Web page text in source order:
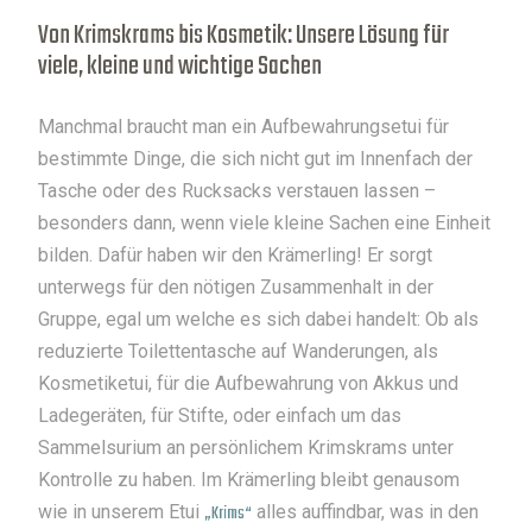
Von Krimskrams bis Kosmetik: Unsere Lösung für
viele, kleine und wichtige Sachen
Manchmal braucht man ein Aufbewahrungsetui für
bestimmte Dinge, die sich nicht gut im Innenfach der
Tasche oder des Rucksacks verstauen lassen –
besonders dann, wenn viele kleine Sachen eine Einheit
bilden. Dafür haben wir den Krämerling! Er sorgt
unterwegs für den nötigen Zusammenhalt in der
Gruppe, egal um welche es sich dabei handelt: Ob als
reduzierte Toilettentasche auf Wanderungen, als
Kosmetiketui, für die Aufbewahrung von Akkus und
Ladegeräten, für Stifte, oder einfach um das
Sammelsurium an persönlichem Krimskrams unter
Kontrolle zu haben. Im Krämerling bleibt genausom
wie in unserem Etui „Krims“ alles auffindbar, was in den